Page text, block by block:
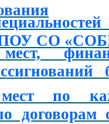
СО
мест,
по